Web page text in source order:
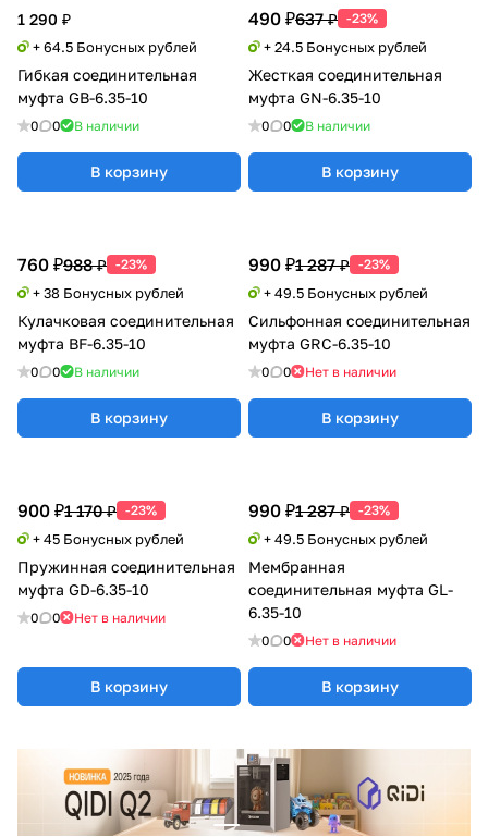
1 290 ₽
+ 64.5 Бонусных рублей
Гибкая соединительная
муфта GB-6.35-10
0 0 В наличии
В корзину
490 ₽637 ₽ -23%
+ 24.5 Бонусных рублей
Жесткая соединительная
муфта GN-6.35-10
0 0 В наличии
В корзину
760 ₽988 ₽ -23%
+ 38 Бонусных рублей
Кулачковая соединительная
муфта BF-6.35-10
0 0 В наличии
В корзину
990 ₽1 287 ₽ -23%
+ 49.5 Бонусных рублей
Сильфонная соединительная
муфта GRC-6.35-10
0 0 Нет в наличии
В корзину
900 ₽1 170 ₽ -23%
+ 45 Бонусных рублей
Пружинная соединительная
муфта GD-6.35-10
0 0 Нет в наличии
В корзину
990 ₽1 287 ₽ -23%
+ 49.5 Бонусных рублей
Мембранная
соединительная муфта GL-
6.35-10
0 0 Нет в наличии
В корзину